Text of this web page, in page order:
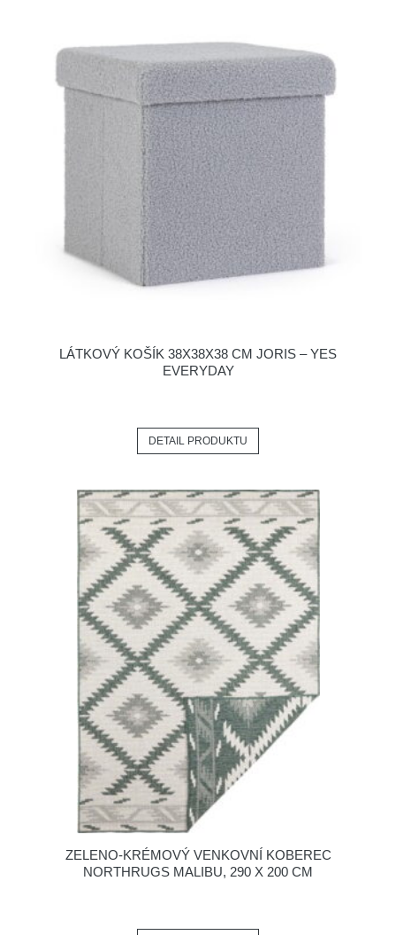
LÁTKOVÝ KOŠÍK 38X38X38 CM JORIS – YES
EVERYDAY
DETAIL PRODUKTU
ZELENO-KRÉMOVÝ VENKOVNÍ KOBEREC
NORTHRUGS MALIBU, 290 X 200 CM